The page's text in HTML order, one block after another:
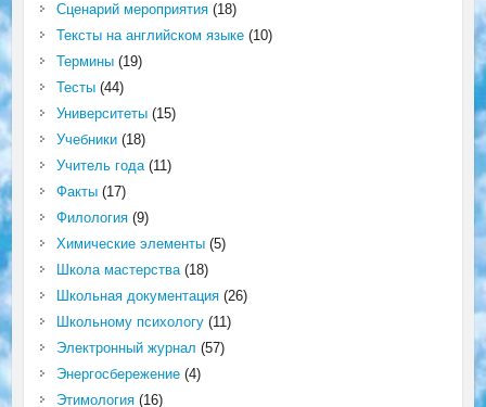
Сценарий мероприятия(18)
Тексты на английском языке(10)
Термины(19)
Тесты(44)
Университеты(15)
Учебники(18)
Учитель года(11)
Факты(17)
Филология(9)
Химические элементы(5)
Школа мастерства(18)
Школьная документация(26)
Школьному психологу(11)
Электронный журнал (57)
Энергосбережение(4)
Этимология(16)